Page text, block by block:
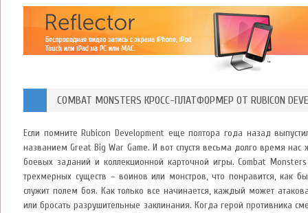
COMBAT MONSTERS КРОСС-ПЛАТФОРМЕР ОТ RUBICON
Если помните Rubicon Development еще полтора года назад
названием Great Big War Game. И вот спустя весьма долго время нас
боевых заданий и коллекционной карточной игры. Combat
трехмерных существ – воинов или монстров, что понравится, как
служит полем боя. Как только все начинается, каждый может
или бросать разрушительные заклинания. Когда герой противника